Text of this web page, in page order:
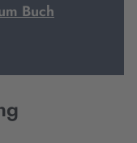
Buch